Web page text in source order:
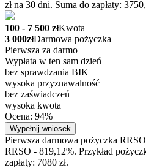
zł na 30 dni. Suma do zapłaty:
100 - 7 500 złKwota
3 000złDarmowa pożyczka
Pierwsza za darmo
Wypłata w ten sam dzień
bez sprawdzania BIK
wysoka przyznawalność
bez zaświadczeń
wysoka kwota
Ocena: 94%
Wypełnij wniosek
Pierwsza darmowa pożyczka
RRSO - 819,12%. Przykład
zapłaty: 7080 zł.